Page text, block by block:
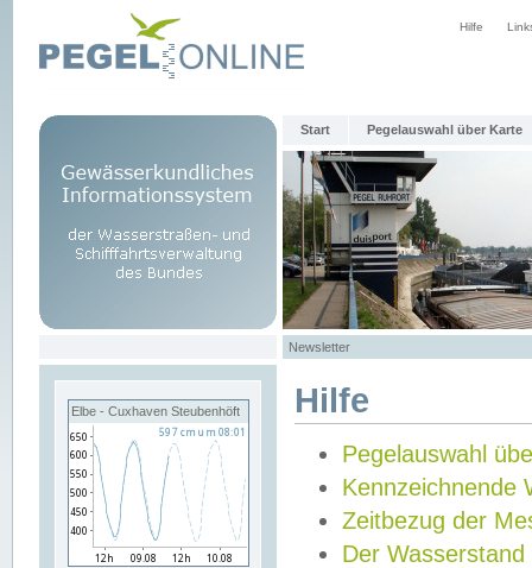
Hilfe
Start Pegelauswahl über Karte
Newsletter
Elbe - Cuxhaven Steubenhöft Hilfe
Pegelauswahl
Kennzeichnende
Zeitbezug der
Der Wasserstand